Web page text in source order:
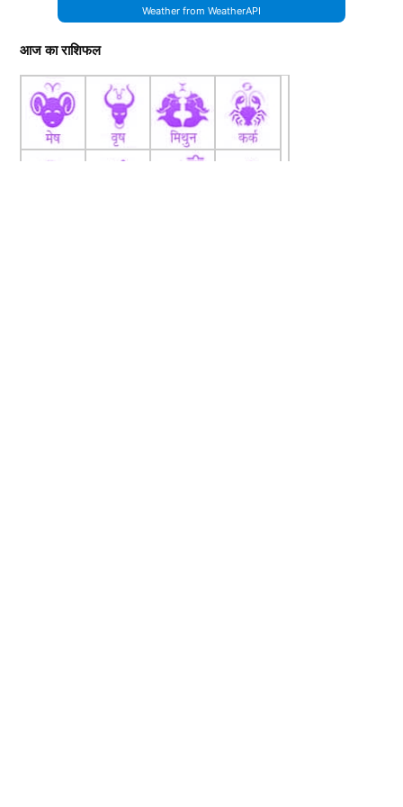
Weather from WeatherAPI
आज का राशिफल